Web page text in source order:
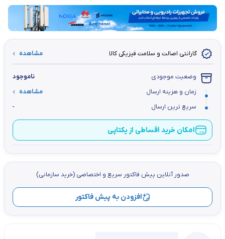
گارانتی اصالت و سلامت فیزیکی کالا مشاهده
وضعیت موجودی
ناموجود
زمان و هزینه ارسال
مشاهده
سریع ترین ارسال
-
امکان خرید اقساطی از یکتاپی
صدور آنلاین پيش فاكتور سریع و اختصاصي (خرید سازمانی)
افزودن به پیش فاکتور